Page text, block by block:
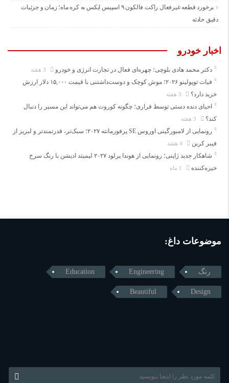
برخورد قطعه غیرفعال راکت فالکون ۹ اسپیس ایکس به کره ماه؛ زمان و جزئیات
دقیق حادثه
اخبار خودرو
دکتر محمد هادی بلوچی؛ چهره‌ای فعال در تجارت انرژی و خودرو
فیات توپولینو ۲۰۲۶؛ موش کوچک و دوست‌داشتنی با قیمت ۱۵,۰۰۰ دلار ارزش
خرید دارد؟
احیای دنده دستی توسط فراری؛ چگونه کوروت هم می‌تواند این مسیر را دنبال
کند؟
رونمایی از لامبورگینی اوروس SE پرفورمانته ۲۰۲۷؛ سبک‌تر، قدرتمندتر و لبریز از
فیبر کربن
شاهکار جدید ژاپنی؛ رونمایی از هوندا پرلود ۲۰۲۷ لیمیتد ادیشن با رنگ سرخ
خیره‌کننده
موضوعات داغ:
رنگ Engineering
Education
Design
Beautiful